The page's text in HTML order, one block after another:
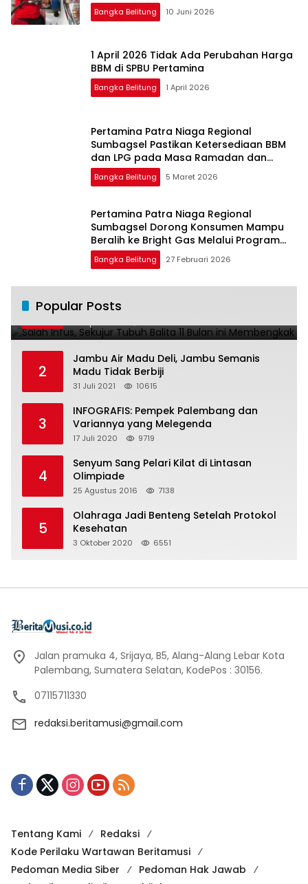
Bangka Belitung 10 Juni 2026
1 April 2026 Tidak Ada Perubahan Harga
BBM di SPBU Pertamina
Bangka Belitung 1 April 2026
Pertamina Patra Niaga Regional
Sumbagsel Pastikan Ketersediaan BBM
dan LPG pada Masa Ramadan dan
Menjelang Idulfitri
Bangka Belitung 5 Maret 2026
Pertamina Patra Niaga Regional
Sumbagsel Dorong Konsumen Mampu
Beralih ke Bright Gas Melalui Program
Trade In di Belitung Timur
Bangka Belitung 27 Februari 2026
Popular Posts
1
ini Membengkak
28 April 2016 11022
2
Jambu Air Madu Deli, Jambu Semanis
Madu Tidak Berbiji
31 Juli 2021 10615
3
INFOGRAFIS: Pempek Palembang dan
Variannya yang Melegenda
17 Juli 2020 9719
4
Senyum Sang Pelari Kilat di Lintasan
Olimpiade
25 Agustus 2016 7138
5
Olahraga Jadi Benteng Setelah Protokol
Kesehatan
3 Oktober 2020 6551
Jalan pramuka 4, Srijaya, B5, Alang-Alang Lebar Kota
Palembang, Sumatera Selatan, KodePos : 30156.
07115711330
redaksi.beritamusi@gmail.com
Tentang Kami
Redaksi
Kode Perilaku Wartawan Beritamusi
Pedoman Media Siber
Pedoman Hak Jawab